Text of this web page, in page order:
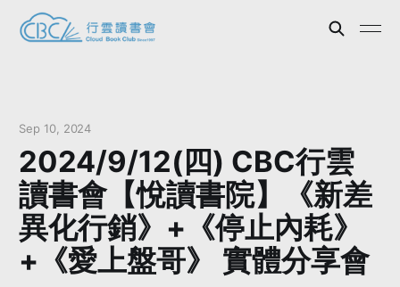
Sep 10, 2024
2024/9/12(四) CBC行雲
讀書會【悅讀書院】《新差
異化行銷》+《停止內耗》
+《愛上盤哥》 實體分享會